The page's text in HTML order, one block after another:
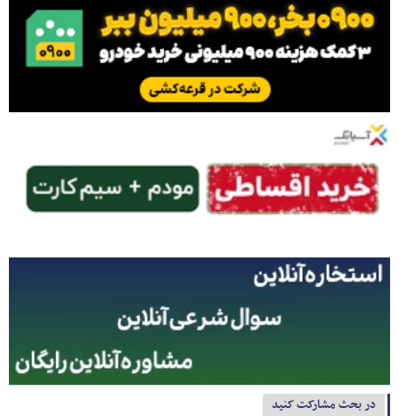
در بحث مشارکت کنید